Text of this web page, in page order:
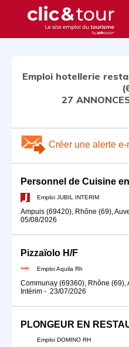
Emploi hotellerie
27
Créer une alerte e-
Personnel de Cuisine
Emploi JUBIL INTERIM
Ampuis (69420), Rhône (69),
05/08/2026
Pizzaïolo H/F
Emploi Aquila Rh
Communay (69360), Rhône
Intérim - 23/07/2026
PLONGEUR EN
Emploi DOMINO RH